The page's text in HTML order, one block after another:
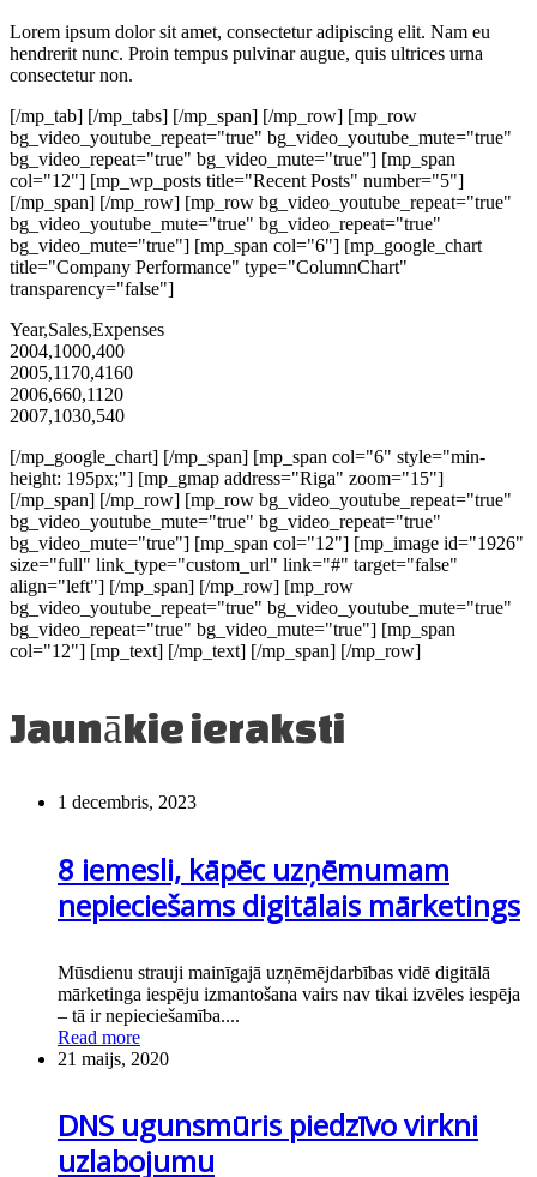
Lorem ipsum dolor sit amet, consectetur adipiscing elit. Nam eu
hendrerit nunc. Proin tempus pulvinar augue, quis ultrices urna
consectetur non.
[/mp_tab] [/mp_tabs] [/mp_span] [/mp_row] [mp_row
bg_video_youtube_repeat="true" bg_video_youtube_mute="true"
bg_video_repeat="true" bg_video_mute="true"] [mp_span
col="12"] [mp_wp_posts title="Recent Posts" number="5"]
[/mp_span] [/mp_row] [mp_row bg_video_youtube_repeat="true"
bg_video_youtube_mute="true" bg_video_repeat="true"
bg_video_mute="true"] [mp_span col="6"] [mp_google_chart
title="Company Performance" type="ColumnChart"
transparency="false"]
Year,Sales,Expenses
2004,1000,400
2005,1170,4160
2006,660,1120
2007,1030,540
[/mp_google_chart] [/mp_span] [mp_span col="6" style="min-
height: 195px;"] [mp_gmap address="Riga" zoom="15"]
[/mp_span] [/mp_row] [mp_row bg_video_youtube_repeat="true"
bg_video_youtube_mute="true" bg_video_repeat="true"
bg_video_mute="true"] [mp_span col="12"] [mp_image id="1926"
size="full" link_type="custom_url" link="#" target="false"
align="left"] [/mp_span] [/mp_row] [mp_row
bg_video_youtube_repeat="true" bg_video_youtube_mute="true"
bg_video_repeat="true" bg_video_mute="true"] [mp_span
col="12"] [mp_text] [/mp_text] [/mp_span] [/mp_row]
Jaunākie ieraksti
1 decembris, 2023
8 iemesli, kāpēc uzņēmumam
nepieciešams digitālais mārketings
Mūsdienu strauji mainīgajā uzņēmējdarbības vidē digitālā
mārketinga iespēju izmantošana vairs nav tikai izvēles iespēja
– tā ir nepieciešamība....
Read more
21 maijs, 2020
DNS ugunsmūris piedzīvo virkni
uzlabojumu